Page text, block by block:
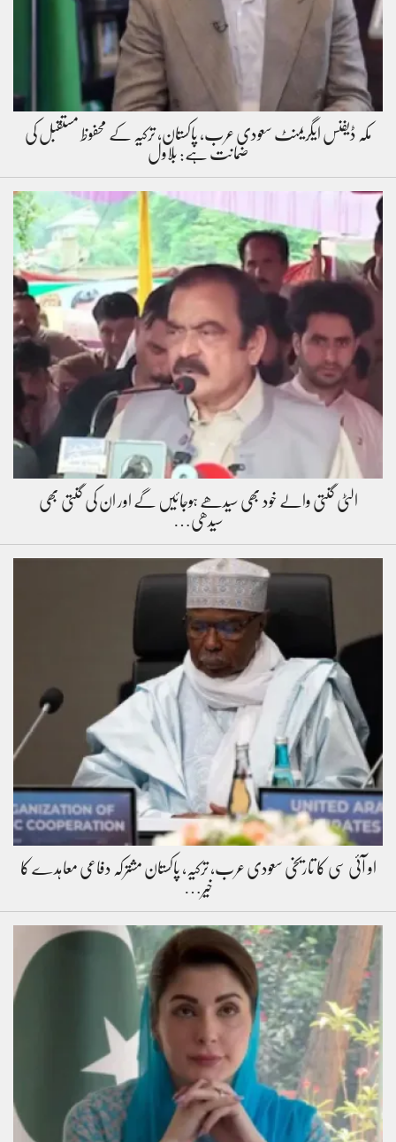
مکہ ڈیفنس ایگریمنٹ سعودی عرب، پاکستان، ترکیہ کے محفوظ مستقبل کی
ضمانت ہے: بلاول
الٹی گنتی والے خود بھی سیدھے ہوجائیں گے اور ان کی گنتی بھی
سیدھی…
او آئی سی کا تاریخی سعودی عرب، ترکیہ، پاکستان مشترکہ دفاعی معاہدے کا
خیر…